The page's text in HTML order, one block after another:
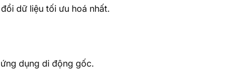
dữ liệu tối ưu hoá nhất.
dụng di động gốc.